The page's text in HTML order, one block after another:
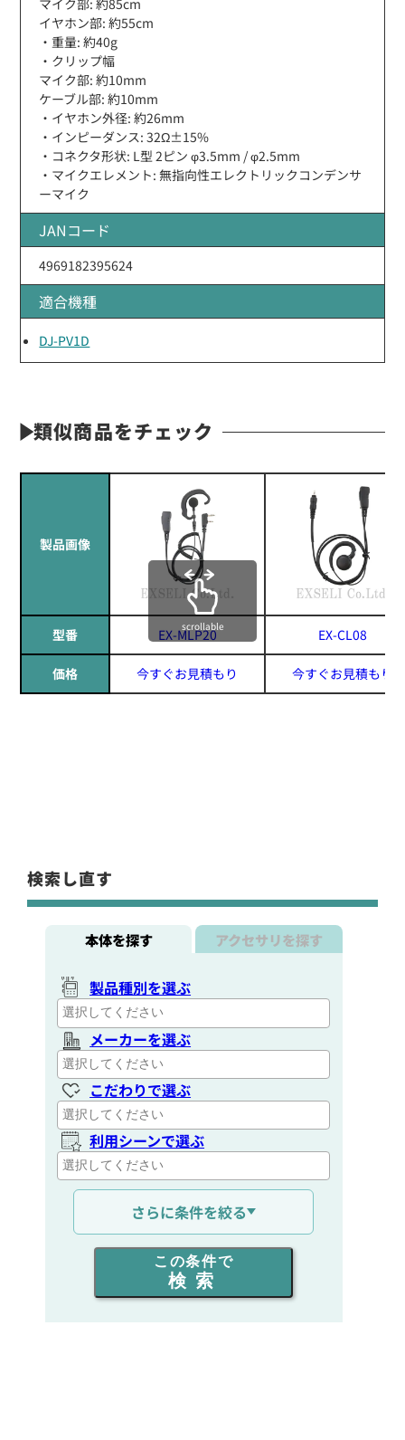
イヤホン部: 約55cm
・重量: 約40g
・クリップ幅
マイク部: 約10mm
ケーブル部: 約10mm
・イヤホン外径: 約26mm
・インピーダンス: 32Ω±15%
・コネクタ形状: L型 2ピン φ3.5mm / φ2.5mm
・マイクエレメント: 無指向性エレクトリックコンデンサ
ーマイク
JANコード
4969182395624
適合機種
DJ-PV1D
類似商品をチェック
製品画像
型番 EX-MLP20 EX-CL08
価格 今すぐお見積もり 今すぐお見積もり
scrollable
検索し直す
本体を探す アクセサリを探す
製品種別を選ぶ
メーカーを選ぶ
こだわりで選ぶ
利用シーンで選ぶ
通信距離を選ぶ
出力を選ぶ
同時通話人数を選ぶ
さらに条件を絞る
この条件で
検索